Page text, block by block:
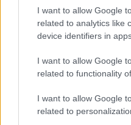
I want to allow Google
related to analytics like
device identifiers in
I want to allow Google
related to functionality
I want to allow Google
related to
Invia un Comunicato
Vuoi rimanere